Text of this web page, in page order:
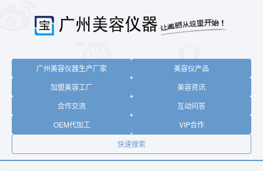
广州美容仪器生产厂家
美容仪产品
加盟美容工厂
美容资讯
合作交流
互动问答
OEM代加工
VIP合作
快速搜索